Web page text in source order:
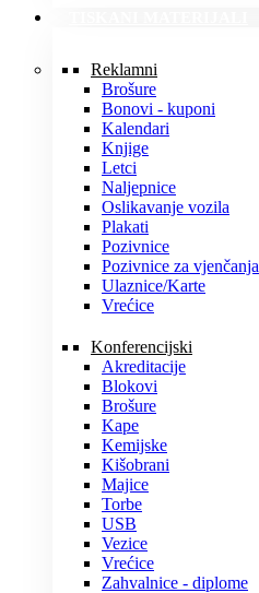
Reklamni
Brošure
Bonovi - kuponi
Kalendari
Knjige
Letci
Naljepnice
Oslikavanje vozila
Plakati
Pozivnice
Pozivnice za vjenčanja
Ulaznice/Karte
Vrećice
Konferencijski
Akreditacije
Blokovi
Brošure
Kape
Kemijske
Kišobrani
Majice
Torbe
USB
Vezice
Vrećice
Zahvalnice - diplome